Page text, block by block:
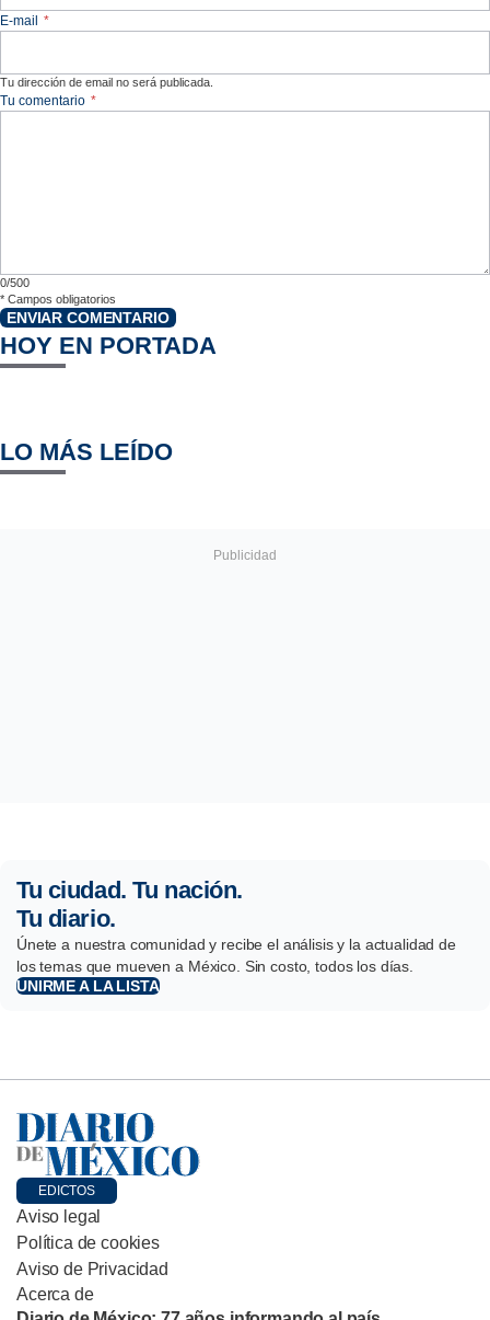
E-mail *
Tu dirección de email no será publicada.
Tu comentario *
0/500
* Campos obligatorios
ENVIAR COMENTARIO
HOY EN PORTADA
LO MÁS LEÍDO
Tu ciudad. Tu nación.
Tu diario.
Únete a nuestra comunidad y recibe el análisis y la actualidad de
los temas que mueven a México. Sin costo, todos los días.
UNIRME A LA LISTA
EDICTOS
Aviso legal
Política de cookies
Aviso de Privacidad
Acerca de